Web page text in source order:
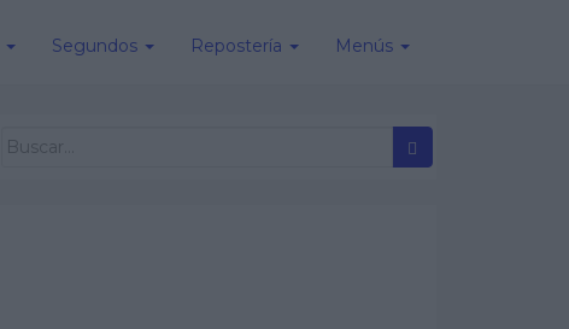
Segundos Repostería Menús